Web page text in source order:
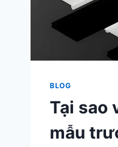
BLOG
Tại sao
mẫu